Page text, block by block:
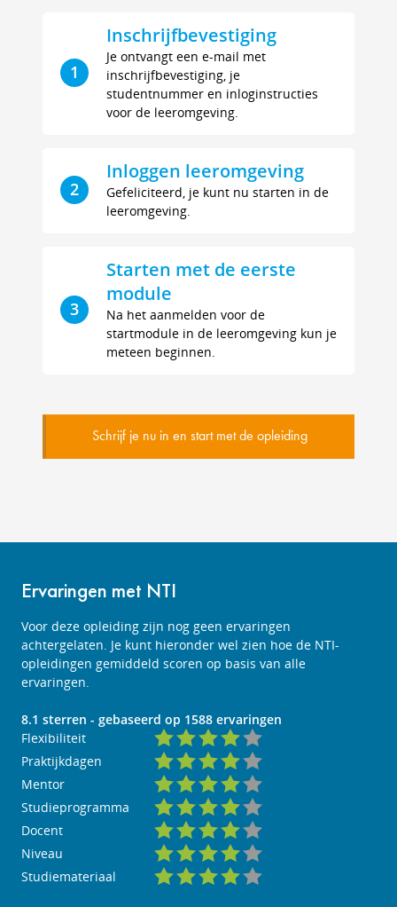
1
Inschrijfbevestiging
Je ontvangt een e-mail met
inschrijfbevestiging, je
studentnummer en inloginstructies
voor de leeromgeving.
2
Inloggen leeromgeving
Gefeliciteerd, je kunt nu starten in de
leeromgeving.
3
Starten met de eerste
module
Na het aanmelden voor de
startmodule in de leeromgeving kun je
meteen beginnen.
Schrijf je nu in en start met de opleiding
Ervaringen met NTI
Voor deze opleiding zijn nog geen ervaringen
achtergelaten. Je kunt hieronder wel zien hoe de NTI-
opleidingen gemiddeld scoren op basis van alle
ervaringen.
8.1 sterren - gebaseerd op 1588 ervaringen
Flexibiliteit
Praktijkdagen
Mentor
Studieprogramma
Docent
Niveau
Studiemateriaal